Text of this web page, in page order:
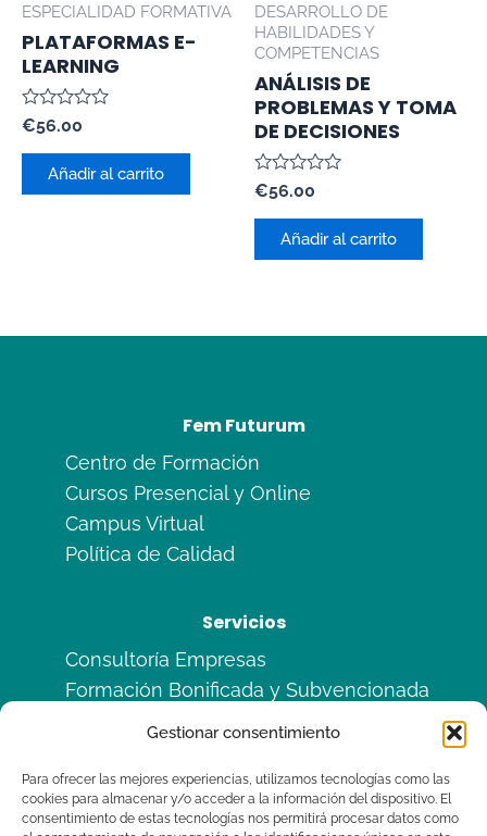
Gestionar consentimiento
Para ofrecer las mejores experiencias, utilizamos tecnologías como las
cookies para almacenar y/o acceder a la información del dispositivo. El
consentimiento de estas tecnologías nos permitirá procesar datos como
ESPECIALIDAD FORMATIVA
PLATAFORMAS E-
LEARNING
Valorado
con
0
€56.00
Añadir al carrito
DESARROLLO DE
HABILIDADES Y
COMPETENCIAS
ANÁLISIS DE
PROBLEMAS Y TOMA
DE DECISIONES
Valorado
con
0
€56.00
Añadir al carrito
Fem Futurum
Centro de Formación
Cursos Presencial y Online
Campus Virtual
Política de Calidad
Servicios
Consultoría Empresas
Formación Bonificada y Subvencionada
Legal